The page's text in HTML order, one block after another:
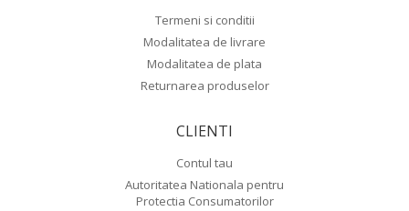
Termeni si conditii
Modalitatea de livrare
Modalitatea de plata
Returnarea produselor
CLIENTI
Contul tau
Autoritatea Nationala pentru
Protectia Consumatorilor